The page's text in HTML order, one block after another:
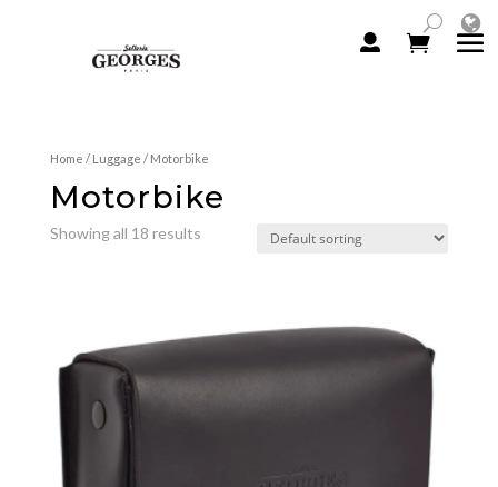
Home / Luggage / Motorbike
Motorbike
Showing all 18 results